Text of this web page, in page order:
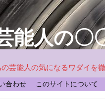
能人の〇
の芸能人の気になるワダイを
合わせ このサイトについて